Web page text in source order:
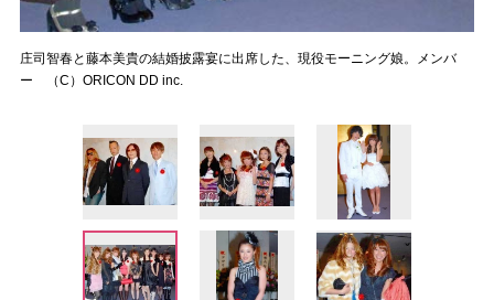
庄司智春と藤本美貴の結婚披露宴に出席した、現役モーニング娘。メンバ
ー （C）ORICON DD inc.